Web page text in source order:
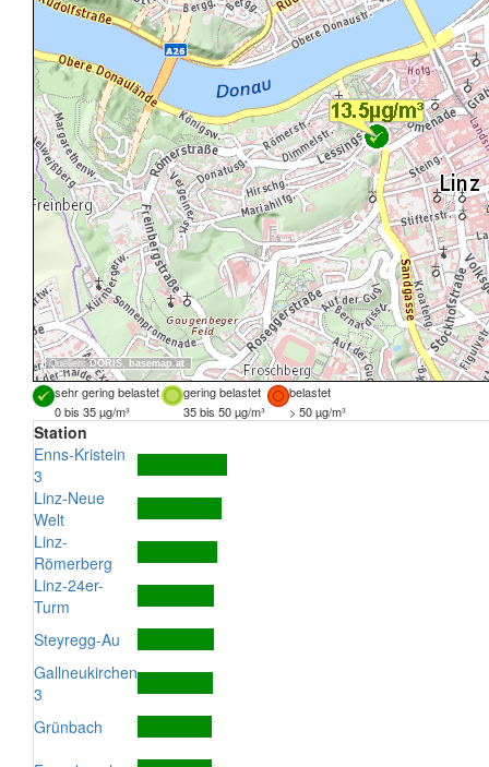
Quellen:DORIS, basemap.at
sehr gering belastet gering belastet
belastet
0 bis 35 µg/m³
35 bis 50 µg/m³ > 50 µg/m³
Station
Enns-Kristein
3
Linz-Neue
Welt
Linz-
Römerberg
Linz-24er-
Turm
Steyregg-Au
Gallneukirchen
3
Grünbach